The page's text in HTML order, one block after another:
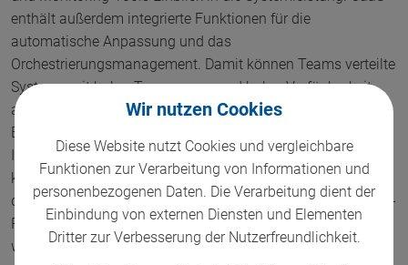
Wir nutzen Cookies
Diese Website nutzt Cookies und vergleichbare
Funktionen zur Verarbeitung von Informationen und
personenbezogenen Daten. Die Verarbeitung dient der
Einbindung von externen Diensten und Elementen
Dritter zur Verbesserung der Nutzerfreundlichkeit.
enthält außerdem integrierte Funktionen für die
automatische Anpassung und das
Orchestrierungsmanagement. Damit können Teams verteilte
Systeme mit hoher Transparenz und hoher Verfügbarkeit
aufbauen. Außerdem erhöht CaaS die
Entwicklungsgeschwindigkeit der Teams, indem es schnelle
Implementierungen ermöglicht. Während Container ein
konsistentes Bereitstellungsziel gewährleisten, senkt CaaS
die Betriebskosten der Entwickler/innen, da weniger DevOps-
Ressourcen für die Verwaltung einer Bereitstellung benötigt
werden.